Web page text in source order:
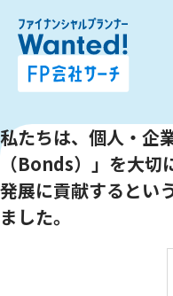
私たちは、個人・企
（Bonds）」を大
発展に貢献するとい
ました。